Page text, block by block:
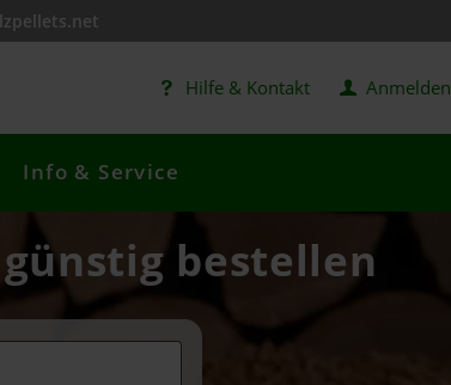
Hilfe & Kontakt Anmelden
Info & Service
bestellen